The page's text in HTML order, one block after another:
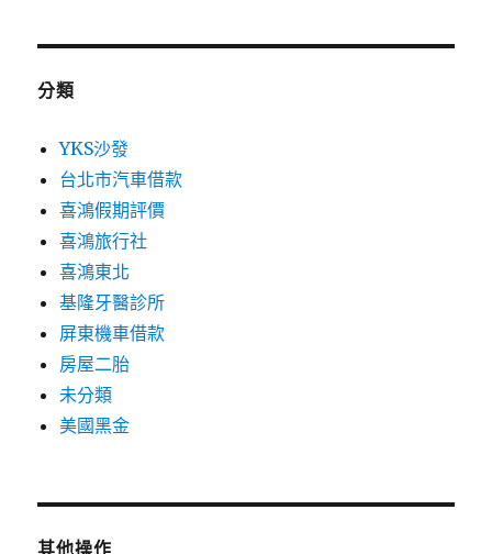
分類
YKS沙發
台北市汽車借款
喜鴻假期評價
喜鴻旅行社
喜鴻東北
基隆牙醫診所
屏東機車借款
房屋二胎
未分類
美國黑金
其他操作